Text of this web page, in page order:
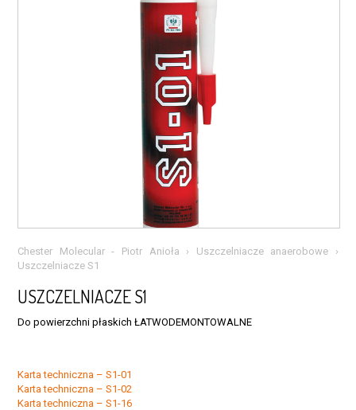
Chester Molecular - Piotr Anioła › Uszczelniacze anaerobowe ›
Uszczelniacze S1
USZCZELNIACZE S1
Do powierzchni płaskich ŁATWODEMONTOWALNE
Karta techniczna – S1-01
Karta techniczna – S1-02
Karta techniczna – S1-16